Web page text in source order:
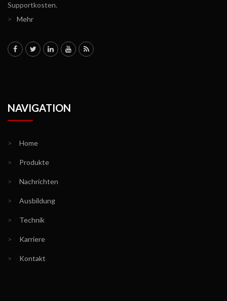
Supportkosten.
>
Mehr
NAVIGATION
> Home
> Produkte
> Nachrichten
> Ausbildung
> Technik
> Karriere
> Kontakt